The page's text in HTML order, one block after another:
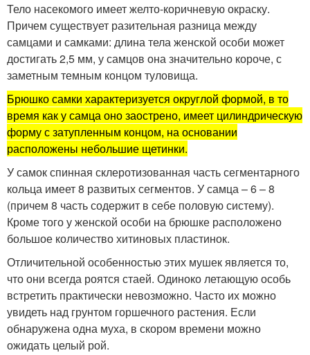
Тело насекомого имеет желто-коричневую окраску.
Причем существует разительная разница между
самцами и самками: длина тела женской особи может
достигать 2,5 мм, у самцов она значительно короче, с
заметным темным концом туловища.
Брюшко самки характеризуется округлой формой, в то
время как у самца оно заострено, имеет цилиндрическую
форму с затупленным концом, на основании
расположены небольшие щетинки.
У самок спинная склеротизованная часть сегментарного
кольца имеет 8 развитых сегментов. У самца – 6 – 8
(причем 8 часть содержит в себе половую систему).
Кроме того у женской особи на брюшке расположено
большое количество хитиновых пластинок.
Отличительной особенностью этих мушек является то,
что они всегда роятся стаей. Одиноко летающую особь
встретить практически невозможно. Часто их можно
увидеть над грунтом горшечного растения. Если
обнаружена одна муха, в скором времени можно
ожидать целый рой.